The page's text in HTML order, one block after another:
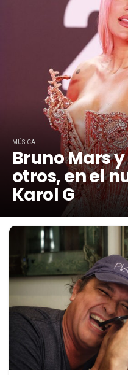
MÚSICA
Bruno Mars
otros, en el
Karol G